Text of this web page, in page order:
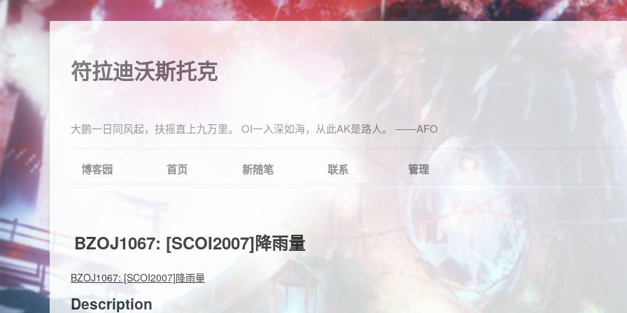
符拉迪沃斯托克
大鹏一日同风起，扶摇直上九万里。 OI一入深如海，从此AK是路人。 ——AFO
博客园 首页 新随笔 联系 管理
BZOJ1067: [SCOI2007]降雨量
BZOJ1067: [SCOI2007]降雨量
Description